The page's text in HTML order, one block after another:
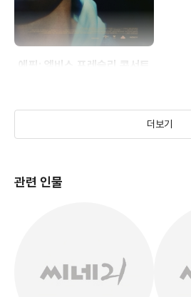
에픽: 엘비스 프레슬리 콘서트
더보기
관련 인물